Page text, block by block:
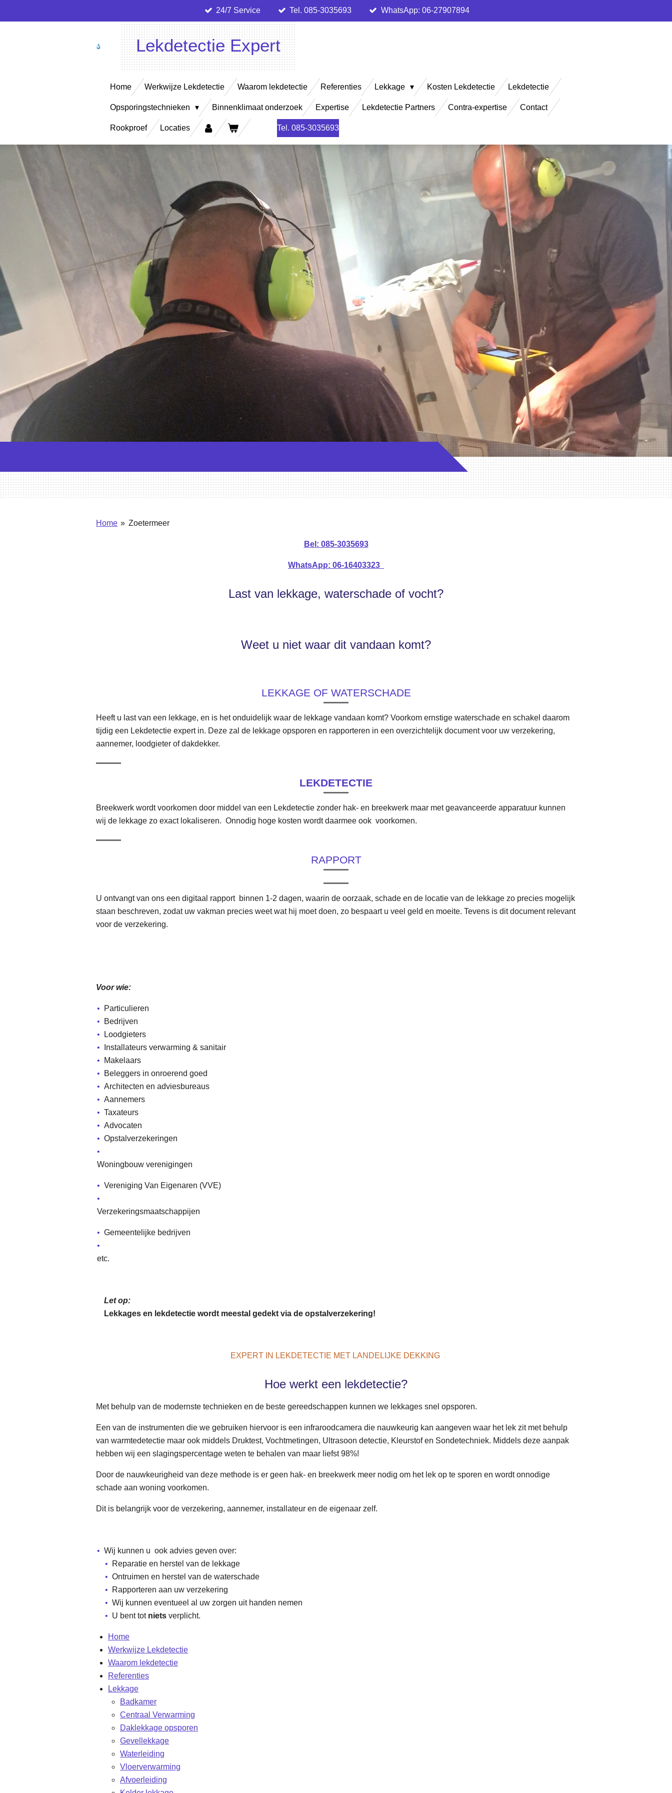
direct
24/7 Service Tel. 085-3035693 WhatsApp: 06-27907894
Lekdetectie Expert
Home Werkwijze Lekdetectie Waarom lekdetectie Referenties Lekkage Kosten Lekdetectie Lekdetectie
Opsporingstechnieken Binnenklimaat onderzoek Expertise Lekdetectie Partners Contra-expertise Contact
Rookproef Locaties Tel. 085-3035693
Home » Zoetermeer
Bel: 085-3035693
WhatsApp: 06-16403323
Last van lekkage, waterschade of vocht?
Weet u niet waar dit vandaan komt?
LEKKAGE OF WATERSCHADE
Heeft u last van een lekkage, en is het onduidelijk waar de lekkage vandaan komt? Voorkom ernstige waterschade en schakel daarom
tijdig een Lekdetectie expert in. Deze zal de lekkage opsporen en rapporteren in een overzichtelijk document voor uw verzekering,
aannemer, loodgieter of dakdekker.
LEKDETECTIE
Breekwerk wordt voorkomen door middel van een Lekdetectie zonder hak- en breekwerk maar met geavanceerde apparatuur kunnen
wij de lekkage zo exact lokaliseren. Onnodig hoge kosten wordt daarmee ook voorkomen.
RAPPORT
U ontvangt van ons een digitaal rapport binnen 1-2 dagen, waarin de oorzaak, schade en de locatie van de lekkage zo precies mogelijk
staan beschreven, zodat uw vakman precies weet wat hij moet doen, zo bespaart u veel geld en moeite. Tevens is dit document relevant
voor de verzekering.
Voor wie:
Particulieren
Bedrijven
Loodgieters
Installateurs verwarming & sanitair
Makelaars
Beleggers in onroerend goed
Architecten en adviesbureaus
Aannemers
Taxateurs
Advocaten
Opstalverzekeringen
Woningbouw verenigingen
Vereniging Van Eigenaren (VVE)
Verzekeringsmaatschappijen
Gemeentelijke bedrijven
etc.
Let op:
Lekkages en lekdetectie wordt meestal gedekt via de opstalverzekering!
EXPERT IN LEKDETECTIE MET LANDELIJKE DEKKING
Hoe werkt een lekdetectie?
Met behulp van de modernste technieken en de beste gereedschappen kunnen we lekkages snel opsporen.
Een van de instrumenten die we gebruiken hiervoor is een infraroodcamera die nauwkeurig kan aangeven waar het lek zit met behulp
van warmtedetectie maar ook middels Druktest, Vochtmetingen, Ultrasoon detectie, Kleurstof en Sondetechniek. Middels deze aanpak
hebben wij een slagingspercentage weten te behalen van maar liefst 98%!
Door de nauwkeurigheid van deze methode is er geen hak- en breekwerk meer nodig om het lek op te sporen en wordt onnodige
schade aan woning voorkomen.
Dit is belangrijk voor de verzekering, aannemer, installateur en de eigenaar zelf.
Wij kunnen u ook advies geven over:
Reparatie en herstel van de lekkage
Ontruimen en herstel van de waterschade
Rapporteren aan uw verzekering
Wij kunnen eventueel al uw zorgen uit handen nemen
U bent tot nietsverplicht.
Home
Werkwijze Lekdetectie
Waarom lekdetectie
Referenties
Lekkage
Badkamer
Centraal Verwarming
Daklekkage opsporen
Gevellekkage
Waterleiding
Vloerverwarming
Afvoerleiding